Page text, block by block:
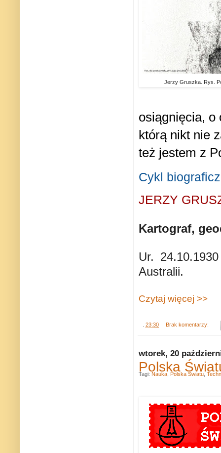
Jerzy Gruszka. Rys.
osiągnięcia, o
którą nikt nie
też jestem z
Cykl
JERZY
Kartograf,
Ur.
Australii.
Czytaj więcej >>
23:30 Brak komentarzy:
wtorek, 20
Polska
Tagi: Nauka Polska Światu